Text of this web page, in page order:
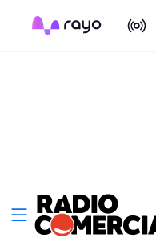
On Air